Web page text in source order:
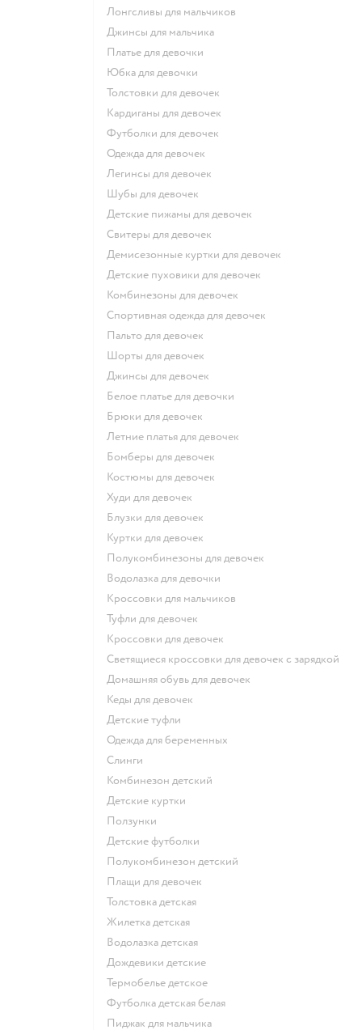
Лонгсливы для мальчиков
Джинсы для мальчика
Платье для девочки
Юбка для девочки
Толстовки для девочек
Кардиганы для девочек
Футболки для девочек
Одежда для девочек
Легинсы для девочек
Шубы для девочек
Детские пижамы для девочек
Свитеры для девочек
Демисезонные куртки для девочек
Детские пуховики для девочек
Комбинезоны для девочек
Спортивная одежда для девочек
Пальто для девочек
Шорты для девочек
Джинсы для девочек
Белое платье для девочки
Брюки для девочек
Летние платья для девочек
Бомберы для девочек
Костюмы для девочек
Худи для девочек
Блузки для девочек
Куртки для девочек
Полукомбинезоны для девочек
Водолазка для девочки
Кроссовки для мальчиков
Туфли для девочек
Кроссовки для девочек
Светящиеся кроссовки для девочек с зарядкой
Домашняя обувь для девочек
Кеды для девочек
Детские туфли
Одежда для беременных
Слинги
Комбинезон детский
Детские куртки
Ползунки
Детские футболки
Полукомбинезон детский
Плащи для девочек
Толстовка детская
Жилетка детская
Водолазка детская
Дождевики детские
Термобелье детское
Футболка детская белая
Пиджак для мальчика